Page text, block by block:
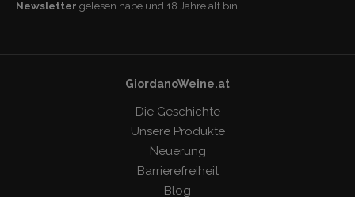
Newsletter gelesen habe und 18 Jahre alt bin
GiordanoWeine.at
Die Geschichte
Unsere Produkte
Neuerung
Barrierefreiheit
Blog